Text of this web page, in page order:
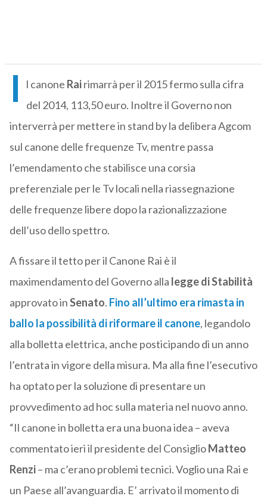
I l canone Rairimarrà per il 2015 fermo sulla cifra
del 2014, 113,50 euro. Inoltre il Governo non
interverrà per mettere in stand by la delibera Agcom
sul canone delle frequenze Tv, mentre passa
l’emendamento che stabilisce una corsia
preferenziale per le Tv locali nella riassegnazione
delle frequenze libere dopo la razionalizzazione
dell’uso dello spettro.
A fissare il tetto per il Canone Rai è il
maximendamento del Governo alla legge di Stabilità
approvato inSenato. Fino all’ultimo era rimasta in
ballo la possibilità di riformare il canone, legandolo
alla bolletta elettrica, anche posticipando di un anno
l’entrata in vigore della misura. Ma alla fine l’esecutivo
ha optato per la soluzione di presentare un
provvedimento ad hoc sulla materia nel nuovo anno.
“Il canone in bolletta era una buona idea – aveva
commentato ieri il presidente del ConsiglioMatteo
Renzi– ma c’erano problemi tecnici. Voglio una Rai e
un Paese all’avanguardia. E’ arrivato il momento di